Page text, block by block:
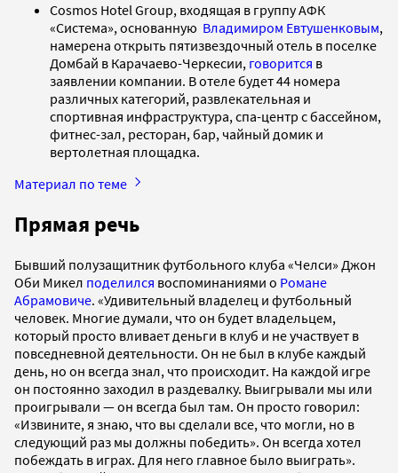
Cosmos Hotel Group, входящая в группу АФК
«Система», основанную Владимиром Евтушенковым,
намерена открыть пятизвездочный отель в поселке
Домбай в Карачаево-Черкесии, говорится в
заявлении компании. В отеле будет 44 номера
различных категорий, развлекательная и
спортивная инфраструктура, спа-центр с бассейном,
фитнес-зал, ресторан, бар, чайный домик и
вертолетная площадка.
Материал по теме
Прямая речь
Бывший полузащитник футбольного клуба «Челси» Джон
Оби Микел поделился воспоминаниями о Романе
Абрамовиче. «Удивительный владелец и футбольный
человек. Многие думали, что он будет владельцем,
который просто вливает деньги в клуб и не участвует в
повседневной деятельности. Он не был в клубе каждый
день, но он всегда знал, что происходит. На каждой игре
он постоянно заходил в раздевалку. Выигрывали мы или
проигрывали — он всегда был там. Он просто говорил:
«Извините, я знаю, что вы сделали все, что могли, но в
следующий раз мы должны победить». Он всегда хотел
побеждать в играх. Для него главное было выиграть».